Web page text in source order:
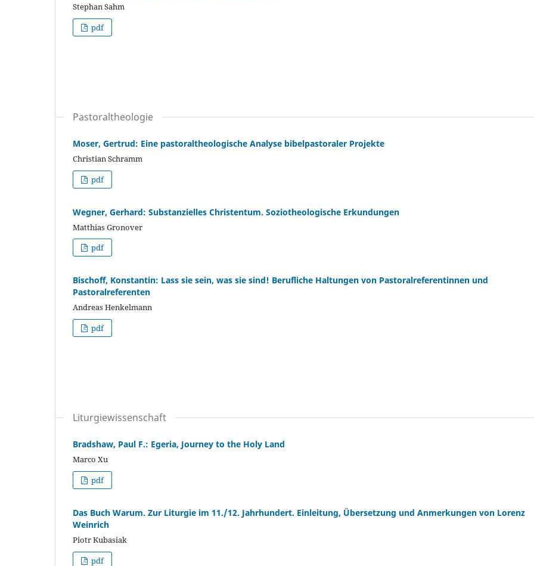
Stephan Sahm
pdf
Pastoraltheologie
Moser, Gertrud: Eine pastoraltheologische Analyse bibelpastoraler Projekte
Christian Schramm
pdf
Wegner, Gerhard: Substanzielles Christentum. Soziotheologische Erkundungen
Matthias Gronover
pdf
Bischoff, Konstantin: Lass sie sein, was sie sind! Berufliche Haltungen von Pastoralreferentinnen und
Pastoralreferenten
Andreas Henkelmann
pdf
Liturgiewissenschaft
Bradshaw, Paul F.: Egeria, Journey to the Holy Land
Marco Xu
pdf
Das Buch Warum. Zur Liturgie im 11./12. Jahrhundert. Einleitung, Übersetzung und Anmerkungen von Lorenz
Weinrich
Piotr Kubasiak
pdf